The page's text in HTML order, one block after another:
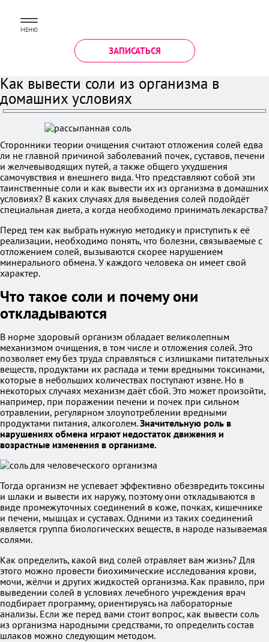
МЕНЮ
ЗАПИСАТЬСЯ
Как вывести соли из организма в
домашних условиях
Сторонники теории очищения считают отложения солей едва
ли не главной причиной заболеваний почек, суставов, печени
и желчевыводящих путей, а также общего ухудшения
самочувствия и внешнего вида. Что представляют собой эти
таинственные соли и как вывести их из организма в домашних
условиях? В каких случаях для выведения солей подойдёт
специальная диета, а когда необходимо принимать лекарства?
Перед тем как выбрать нужную методику и приступить к её
реализации, необходимо понять, что болезни, связываемые с
отложением солей, вызываются скорее нарушением
минерального обмена. У каждого человека он имеет свой
характер.
Что такое соли и почему они
откладываются
В норме здоровый организм обладает великолепным
механизмом очищения, в том числе и отложения солей. Это
позволяет ему без труда справляться с излишками питательных
веществ, продуктами их распада и теми вредными токсинами,
которые в небольших количествах поступают извне. Но в
некоторых случаях механизм даёт сбой. Это может произойти,
например, при поражении печени и почек при сильном
отравлении, регулярном злоупотреблении вредными
продуктами питания, алкоголем.Значительную роль в
нарушениях обмена играют недостаток движения и
возрастные изменения в организме.
Тогда организм не успевает эффективно обезвредить токсины
и шлаки и вывести их наружу, поэтому они откладываются в
виде промежуточных соединений в коже, почках, кишечнике
и печени, мышцах и суставах. Одними из таких соединений
является группа биологических веществ, в народе называемая
солями.
Как определить, какой вид солей отравляет вам жизнь? Для
этого можно провести биохимические исследования крови,
мочи, жёлчи и других жидкостей организма. Как правило, при
выведении солей в условиях лечебного учреждения врач
подбирает программу, ориентируясь на лабораторные
анализы. Если же перед вами стоит вопрос, как вывести соль
из организма народными средствами, то определить состав
шлаков можно следующим методом.